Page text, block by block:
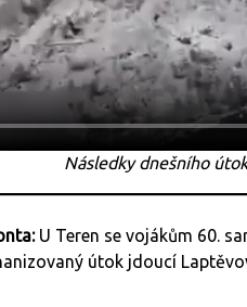
Následky dnešního
U Teren se vojákům 60.
útok jdoucí